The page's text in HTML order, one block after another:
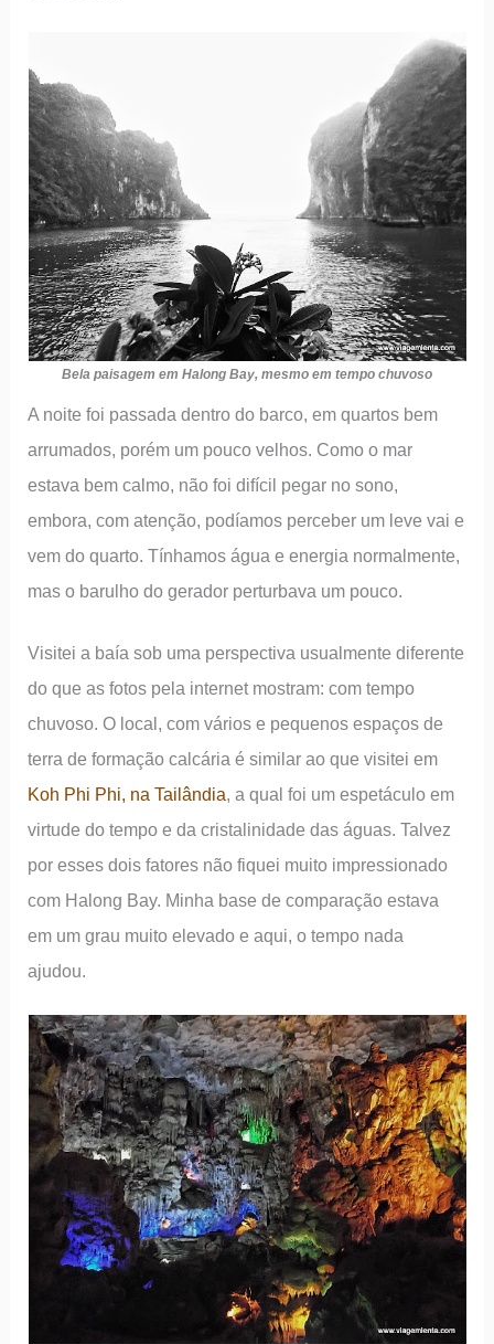
Bela paisagem em Halong Bay, mesmo em tempo chuvoso
A noite foi passada dentro do barco, em quartos bem
arrumados, porém um pouco velhos. Como o mar
estava bem calmo, não foi difícil pegar no sono,
embora, com atenção, podíamos perceber um leve vai e
vem do quarto. Tínhamos água e energia normalmente,
mas o barulho do gerador perturbava um pouco.
Visitei a baía sob uma perspectiva usualmente diferente
do que as fotos pela internet mostram: com tempo
chuvoso. O local, com vários e pequenos espaços de
terra de formação calcária é similar ao que visitei em
Koh Phi Phi, na Tailândia, a qual foi um espetáculo em
virtude do tempo e da cristalinidade das águas. Talvez
por esses dois fatores não fiquei muito impressionado
com Halong Bay. Minha base de comparação estava
em um grau muito elevado e aqui, o tempo nada
ajudou.